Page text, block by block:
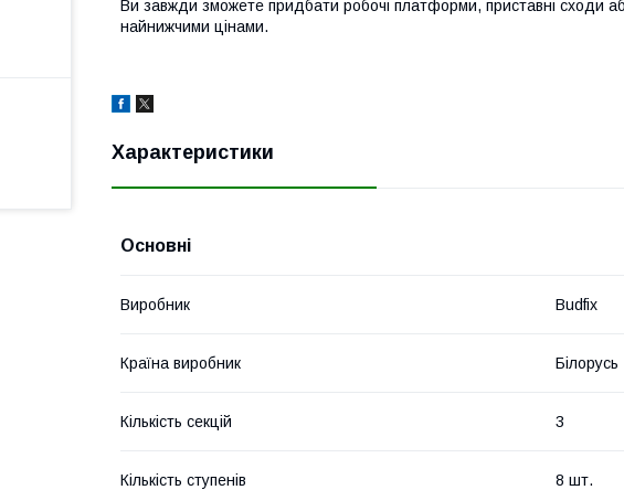
Ви завжди зможете придбати робочі платформи, приставні сходи
найнижчими цінами.
Характеристики
Основні
Виробник Budfix
Країна виробник Білорусь
Кількість секцій 3
Кількість ступенів 8 шт.